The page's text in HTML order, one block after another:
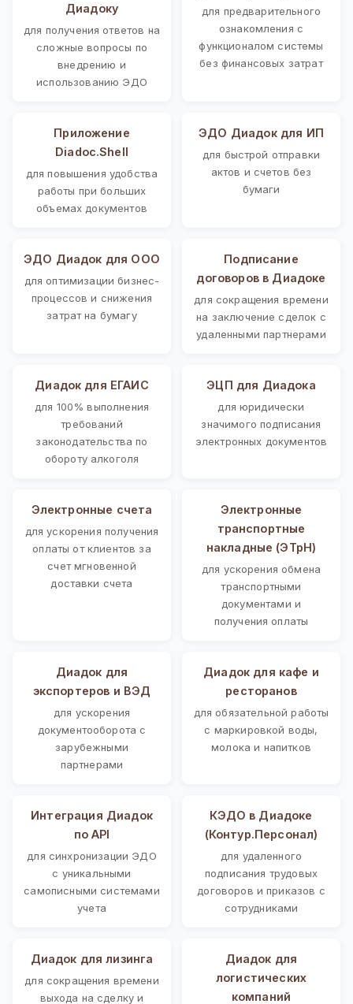
Диадоку
для получения ответов на
сложные вопросы по
внедрению и
использованию ЭДО
для предварительного
ознакомления с
функционалом системы
без финансовых затрат
Приложение
Diadoc.Shell
для повышения удобства
работы при больших
объемах документов
ЭДО Диадок для ИП
для быстрой отправки
актов и счетов без
бумаги
ЭДО Диадок для ООО
для оптимизации бизнес-
процессов и снижения
затрат на бумагу
Подписание
договоров в Диадоке
для сокращения времени
на заключение сделок с
удаленными партнерами
Диадок для ЕГАИС
для 100% выполнения
требований
законодательства по
обороту алкоголя
ЭЦП для Диадока
для юридически
значимого подписания
электронных документов
Электронные счета
для ускорения получения
оплаты от клиентов за
счет мгновенной
доставки счета
Электронные
транспортные
накладные (ЭТрН)
для ускорения обмена
транспортными
документами и
получения оплаты
Диадок для
экспортеров и ВЭД
для ускорения
документооборота с
зарубежными
партнерами
Диадок для кафе и
ресторанов
для обязательной работы
с маркировкой воды,
молока и напитков
Интеграция Диадок
по API
для синхронизации ЭДО
с уникальными
самописными системами
учета
КЭДО в Диадоке
(Контур.Персонал)
для удаленного
подписания трудовых
договоров и приказов с
сотрудниками
Диадок для лизинга
для сокращения времени
выхода на сделку и
Диадок для
логистических
компаний